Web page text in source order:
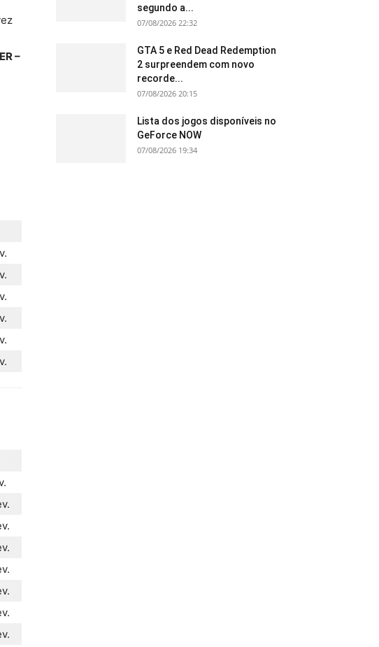
–
segundo a...
07/08/2026 22:32
GTA 5 e Red Dead Redemption
2 surpreendem com novo
recorde...
07/08/2026 20:15
Lista dos jogos disponíveis no
GeForce NOW
07/08/2026 19:34